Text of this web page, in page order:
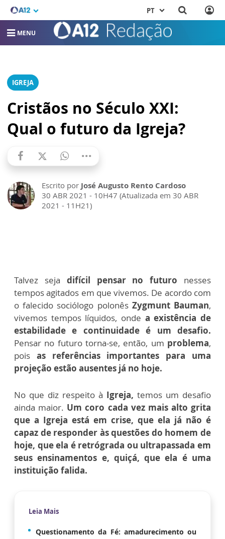
PT
MENU
IGREJA
Cristãos no Século XXI:
Qual o futuro da Igreja?
Escrito por José Augusto Rento Cardoso
30 ABR 2021 - 10H47 (Atualizada em 30 ABR
2021 - 11H21)
Talvez seja difícil pensar no futuro nesses
tempos agitados em que vivemos. De acordo com
o falecido sociólogo polonês Zygmunt Bauman,
vivemos tempos líquidos, onde a existência de
estabilidade e continuidade é um desafio.
Pensar no futuro torna-se, então, um problema,
pois as referências importantes para uma
projeção estão ausentes já no hoje.
No que diz respeito à Igreja, temos um desafio
ainda maior. Um coro cada vez mais alto grita
que a Igreja está em crise, que ela já não é
capaz de responder às questões do homem de
hoje, que ela é retrógrada ou ultrapassada em
seus ensinamentos e, quiçá, que ela é uma
instituição falida.
Leia Mais
Questionamento da Fé: amadurecimento ou